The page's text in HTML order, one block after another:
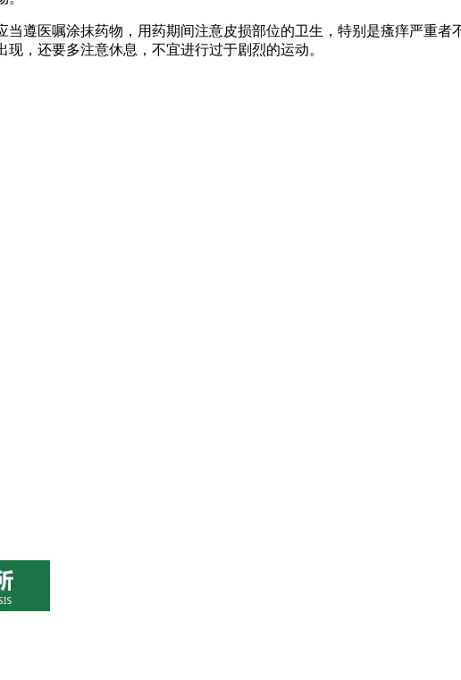
当遵医嘱涂抹药物，用药期间注意皮损部位的卫生，特别是瘙痒严重
，还要多注意休息，不宜进行过于剧烈的运动。